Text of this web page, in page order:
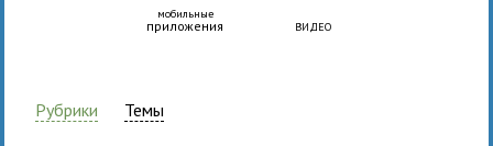
мобильные
приложения ВИДЕО
Рубрики Темы